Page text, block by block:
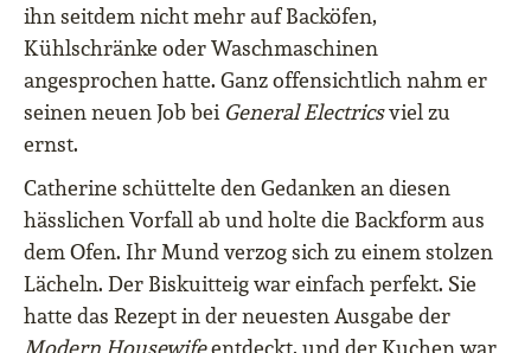
ihn seitdem nicht mehr auf Backöfen,
Kühlschränke oder Waschmaschinen
angesprochen hatte. Ganz offensichtlich nahm er
seinen neuen Job bei General Electricsviel zu
ernst.
Catherine schüttelte den Gedanken an diesen
hässlichen Vorfall ab und holte die Backform aus
dem Ofen. Ihr Mund verzog sich zu einem stolzen
Lächeln. Der Biskuitteig war einfach perfekt. Sie
hatte das Rezept in der neuesten Ausgabe der